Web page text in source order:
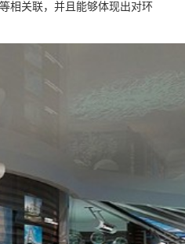
相关联，并且能够体现出对环